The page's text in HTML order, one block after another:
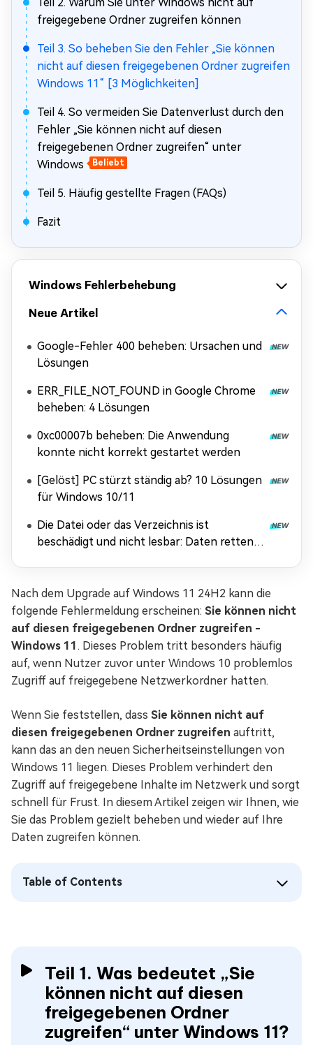
freigegebene Ordner zugreifen können
Teil 3. So beheben Sie den Fehler „Sie können
nicht auf diesen freigegebenen Ordner zugreifen
Windows 11“ [3 Möglichkeiten]
Teil 4. So vermeiden Sie Datenverlust durch den
Fehler „Sie können nicht auf diesen
freigegebenen Ordner zugreifen“ unter
Windows
Beliebt
Teil 5. Häufig gestellte Fragen (FAQs)
Fazit
Windows Fehlerbehebung
Neue Artikel
Google-Fehler 400 beheben: Ursachen und
Lösungen
ERR_FILE_NOT_FOUND in Google Chrome
beheben: 4 Lösungen
0xc00007b beheben: Die Anwendung
konnte nicht korrekt gestartet werden
[Gelöst] PC stürzt ständig ab? 10 Lösungen
für Windows 10/11
Die Datei oder das Verzeichnis ist
beschädigt und nicht lesbar: Daten retten &
Nach dem Upgrade auf Windows 11 24H2 kann die
folgende Fehlermeldung erscheinen: Sie können nicht
auf diesen freigegebenen Ordner zugreifen -
Windows 11. Dieses Problem tritt besonders häufig
auf, wenn Nutzer zuvor unter Windows 10 problemlos
Zugriff auf freigegebene Netzwerkordner hatten.
Wenn Sie feststellen, dass Sie können nicht auf
diesen freigegebenen Ordner zugreifen auftritt,
kann das an den neuen Sicherheitseinstellungen von
Windows 11 liegen. Dieses Problem verhindert den
Zugriff auf freigegebene Inhalte im Netzwerk und sorgt
schnell für Frust. In diesem Artikel zeigen wir Ihnen, wie
Sie das Problem gezielt beheben und wieder auf Ihre
Daten zugreifen können.
Table of Contents
Teil 1. Was bedeutet „Sie
können nicht auf diesen
freigegebenen Ordner
zugreifen“ unter Windows 11?